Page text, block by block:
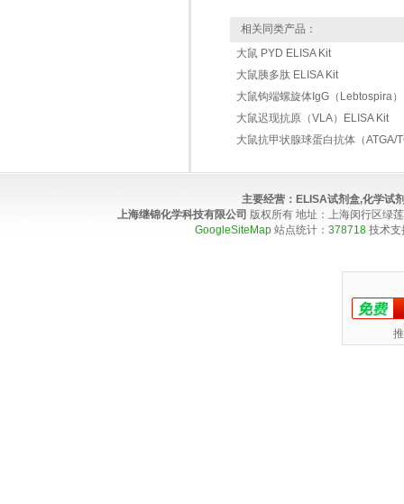
相关同类产品：
大鼠 PYD ELISA Kit
大鼠胰多肽 ELISA Kit
大鼠钩端螺旋体IgG（Lebtospira
大鼠迟现抗原（VLA）ELISA Kit
大鼠抗甲状腺球蛋白抗体（ATGA/
主要经营： ELISA试剂盒,化学试
上海继锦化学科技有限公司 版权所有 地址：上海闵行区绿
GoogleSiteMap 站点统计： 378718 技术支